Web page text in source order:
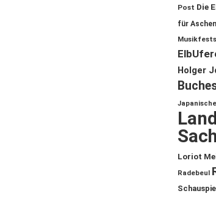
Post Die
für
Holger
Loriot
Radebeul